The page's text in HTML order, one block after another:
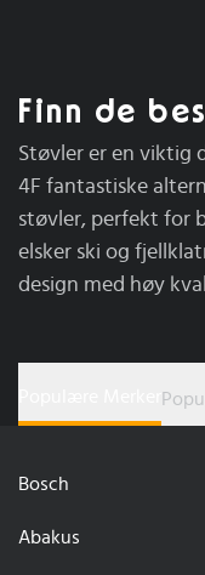
Finn de
Støvler er en viktig
4F fantastiske
støvler, perfekt for
elsker ski og
design med høy
Bosch
Abakus